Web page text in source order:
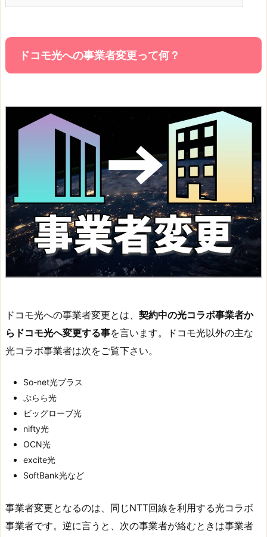
ドコモ光への事業者変更って何？
ドコモ光への事業者変更とは、 契約中の光コラボ事業者か
らドコモ光へ変更する事を言います。ドコモ光以外の主な
光コラボ事業者は次をご覧下さい。
So-net光プラス
ぷらら光
ビッグローブ光
nifty光
OCN光
excite光
SoftBank光など
事業者変更となるのは、同じNTT回線を利用する光コラボ
事業者です。逆に言うと、次の事業者が絡むときは事業者